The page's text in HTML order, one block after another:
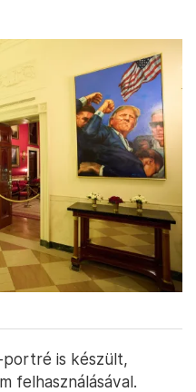
portré is készült,
felhasználásával.